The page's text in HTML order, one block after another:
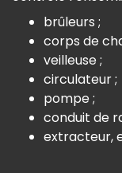
brûleurs ;
corps de
veilleuse ;
circulateur ;
pompe ;
conduit de
extracteur,